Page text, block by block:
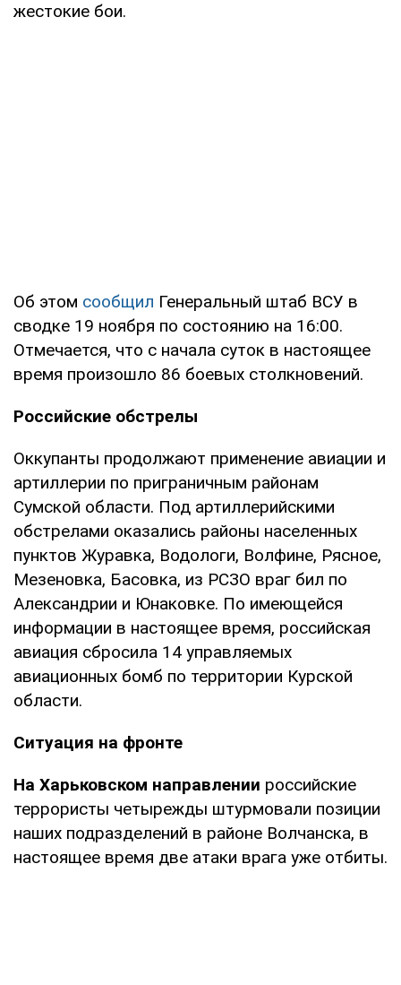
жестокие бои.
Об этом сообщил Генеральный штаб ВСУ в
сводке 19 ноября по состоянию на 16:00.
Отмечается, что с начала суток в настоящее
время произошло 86 боевых столкновений.
Российские обстрелы
Оккупанты продолжают применение авиации и
артиллерии по приграничным районам
Сумской области. Под артиллерийскими
обстрелами оказались районы населенных
пунктов Журавка, Водологи, Волфине, Рясное,
Мезеновка, Басовка, из РСЗО враг бил по
Александрии и Юнаковке. По имеющейся
информации в настоящее время, российская
авиация сбросила 14 управляемых
авиационных бомб по территории Курской
области.
Ситуация на фронте
На Харьковском направлении российские
террористы четырежды штурмовали позиции
наших подразделений в районе Волчанска, в
настоящее время две атаки врага уже отбиты.